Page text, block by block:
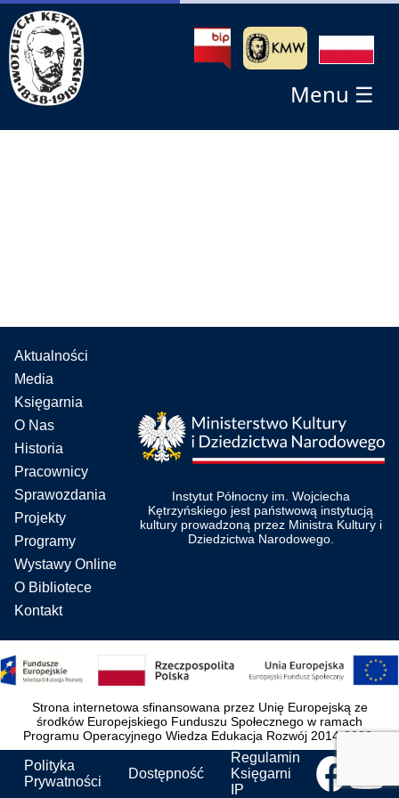
Menu ☰
Aktualności
Media
Księgarnia
O Nas
Historia
Pracownicy
Sprawozdania
Projekty
Programy
Wystawy Online
O Bibliotece
Kontakt
Instytut Północny im. Wojciecha
Kętrzyńskiego jest państwową instytucją
kultury prowadzoną przez Ministra Kultury i
Dziedzictwa Narodowego.
Strona internetowa sfinansowana przez Unię Europejską ze
środków Europejskiego Funduszu Społecznego w ramach
Programu Operacyjnego Wiedza Edukacja Rozwój 2014-2020.
Polityka
Prywatności
Dostępność
Regulamin
Księgarni
IP